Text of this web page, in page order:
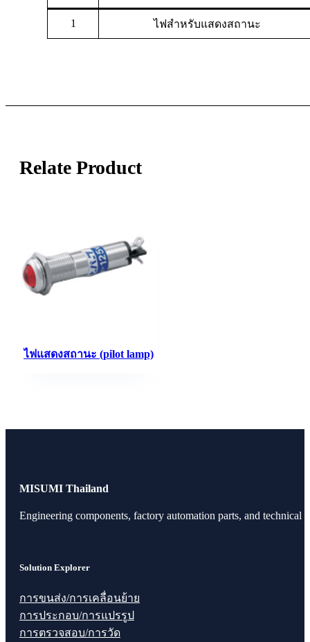
1 ไฟสำหรับแสดงสถานะ
Relate Product
ไฟแสดงสถานะ (pilot lamp)
MISUMI Thailand
Engineering components, factory automation parts, and technical
Solution Explorer
การขนส่ง/การเคลื่อนย้าย
การประกอบ/การแปรรูป
การตรวจสอบ/การวัด